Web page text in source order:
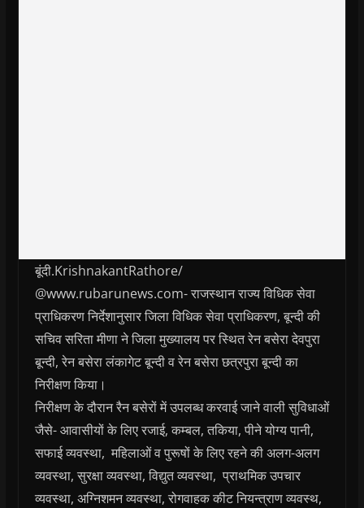
बूंदी.KrishnakantRathore/
@www.rubarunews.com- राजस्थान राज्य विधिक सेवा
प्राधिकरण निर्देशानुसार जिला विधिक सेवा प्राधिकरण, बून्दी की
सचिव सरिता मीणा ने जिला मुख्यालय पर स्थित रेन बसेरा देवपुरा
बून्दी, रेन बसेरा लंकागेट बून्दी व रेन बसेरा छत्रपुरा बून्दी का
निरीक्षण किया।
निरीक्षण के दौरान रैन बसेरों में उपलब्ध करवाई जाने वाली सुविधाओं
जैसे- आवासीयों के लिए रजाई, कम्बल, तकिया, पीने योग्य पानी,
सफाई व्यवस्था, महिलाओं व पुरूषों के लिए रहने की अलग-अलग
व्यवस्था, सुरक्षा व्यवस्था, विद्युत व्यवस्था, प्राथमिक उपचार
व्यवस्था, अग्निशमन व्यवस्था, रोगवाहक कीट नियन्त्राण व्यवस्थ,